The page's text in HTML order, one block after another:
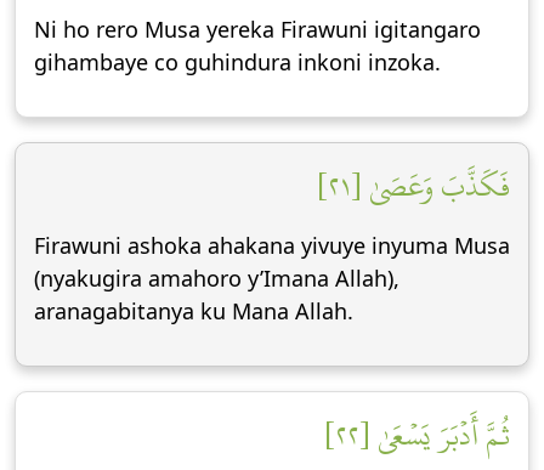
Ni ho rero Musa yereka Firawuni igitangaro
gihambaye co guhindura inkoni inzoka.
فَكَذَّبَ وَعَصَىٰ [٢١]
Firawuni ashoka ahakana yivuye inyuma Musa
(nyakugira amahoro y’Imana Allah),
aranagabitanya ku Mana Allah.
ثُمَّ أَدۡبَرَ يَسۡعَىٰ [٢٢]